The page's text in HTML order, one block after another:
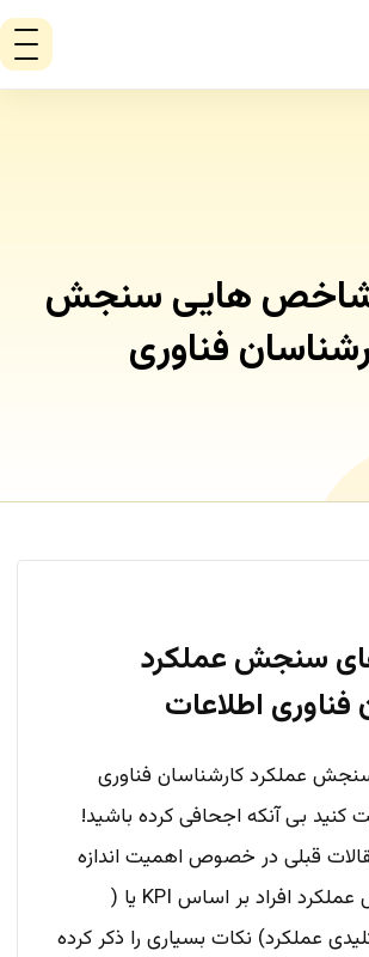
هایی سنجش
فناوری
سنجش عملکرد
فناوری اطلاعات
عملکرد کارشناسان فناوری
کنید بی آنکه اجحافی کرده باشید!
قبلی در خصوص اهمیت اندازه
گیری و سنجش عملکرد افراد بر اساس KPI یا (
عملکرد) نکات بسیاری را ذکر کرده